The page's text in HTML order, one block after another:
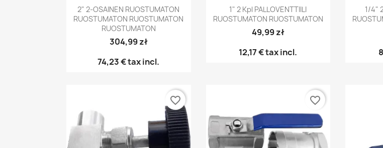
Pikakatselu
2" 2-OSAINEN RUOSTUMATON
RUOSTUMATON RUOSTUMATON
RUOSTUMATON
304,99 zł
74,23 €tax incl.
Pikakatselu
1" 2 Kpl PALLOVENTTIILI
RUOSTUMATON RUOSTUMATON
49,99 zł
12,17 €tax incl.
1/4"
favorite_border favorite_border